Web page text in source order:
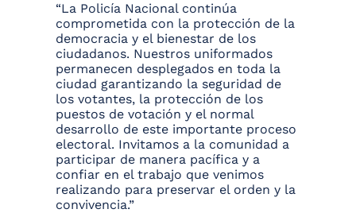
“La Policía Nacional continúa
comprometida con la protección de la
democracia y el bienestar de los
ciudadanos. Nuestros uniformados
permanecen desplegados en toda la
ciudad garantizando la seguridad de
los votantes, la protección de los
puestos de votación y el normal
desarrollo de este importante proceso
electoral. Invitamos a la comunidad a
participar de manera pacífica y a
confiar en el trabajo que venimos
realizando para preservar el orden y la
convivencia.”